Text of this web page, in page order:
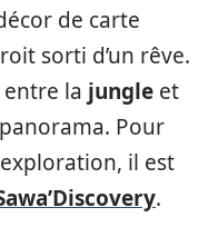
de carte
sorti d’un rêve.
entre la jungle et
Pour
il est
.